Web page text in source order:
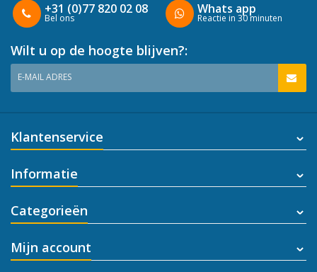
+31 (0)77 820 02 08
Bel ons
Whats app
Reactie in 30 minuten
Wilt u op de hoogte blijven?:
E-MAIL ADRES
Klantenservice
Informatie
Categorieën
Mijn account